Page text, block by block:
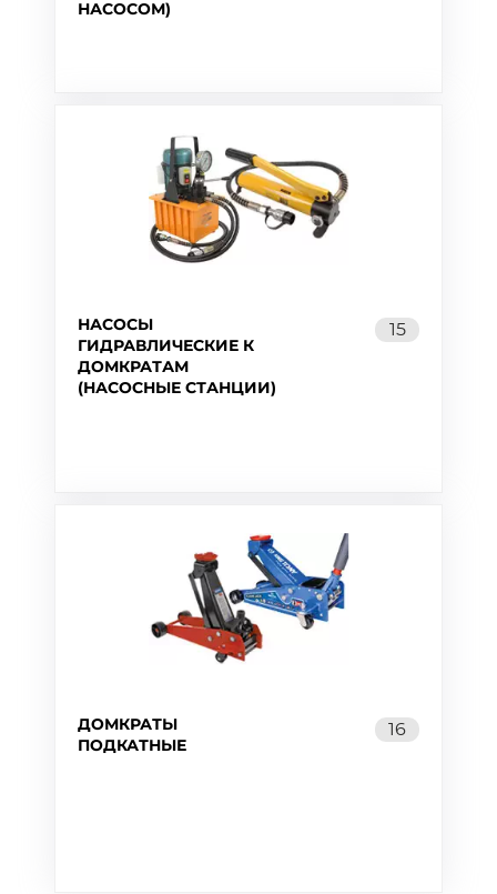
НАСОСОМ)
НАСОСЫ
ГИДРАВЛИЧЕСКИЕ К
ДОМКРАТАМ
(НАСОСНЫЕ СТАНЦИИ)
15
ДОМКРАТЫ
ПОДКАТНЫЕ
16